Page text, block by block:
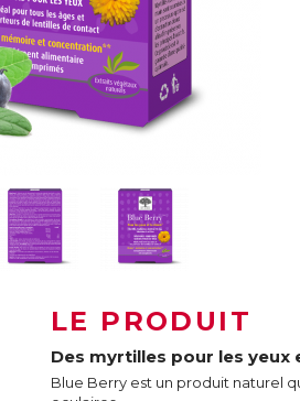
LE PRODUIT
Des myrtilles pour les yeux
Blue Berry est un produit naturel